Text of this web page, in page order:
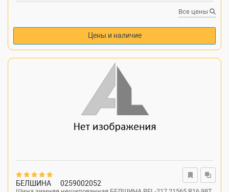
Все цены
Цены и наличие
БЕЛШИНА 0259002052